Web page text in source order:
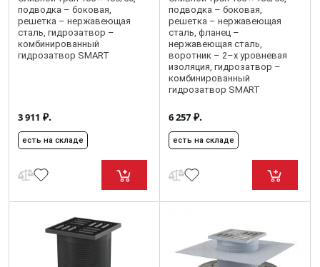
подводка – боковая,
решетка – нержавеющая
сталь, гидрозатвор –
комбинированный
гидрозатвор SMART
3 911 ₽.
есть на складе
подводка – боковая,
решетка – нержавеющая
сталь, фланец –
нержавеющая сталь,
воротник – 2–х уровневая
изоляция, гидрозатвор –
комбинированный
гидрозатвор SMART
6 257 ₽.
есть на складе